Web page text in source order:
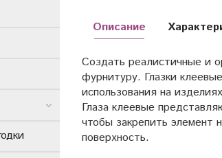
Описание
Создать реалистичные и
фурнитуру. Глазки
использования на
Глаза клеевые
чтобы закрепить элемент
поверхность.